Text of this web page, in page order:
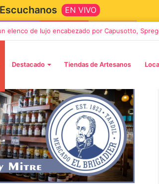
Escuchanos EN VIVO
elenco de lujo encabezado por Capusotto,
Destacado Tiendas de Artesanos
2 octubre, 2026